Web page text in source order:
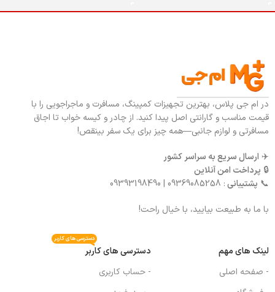
در ام جی پلاس، بهترین تجهیزات کمپینگ، مسافرت و ماجراجویی را با
قیمت مناسب و گارانتی اصل پیدا کنید. از چادر و کیسه خواب تا اجاق
مسافرتی و لوازم جانبی—همه چیز برای یک سفر بینقص!
✈️ ارسال سریع به سراسر کشور
🔒 پرداخت امن آنلاین
📞 پشتیبانی: 09369085258 | 09393198490
با ما به طبیعت بیایید، با خیال راحت!
لینک های مهم
- صفحه اصلی
دسترسی های کاربر
دسترسی های کاربر
- حساب کاربری